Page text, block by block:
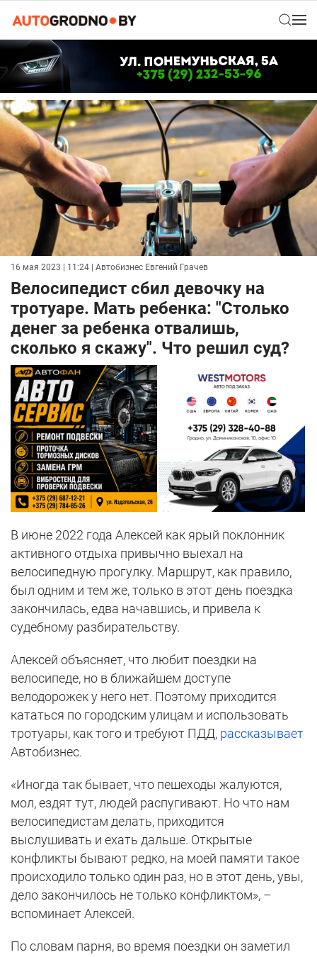
16 мая 2023 | 11:24 | Автобизнес Евгений Грачев
Велосипедист сбил девочку на
тротуаре. Мать ребенка: "Столько
денег за ребенка отвалишь,
сколько я скажу". Что решил суд?
В июне 2022 года Алексей как ярый поклонник
активного отдыха привычно выехал на
велосипедную прогулку. Маршрут, как правило,
был одним и тем же, только в этот день поездка
закончилась, едва начавшись, и привела к
судебному разбирательству.
Алексей объясняет, что любит поездки на
велосипеде, но в ближайшем доступе
велодорожек у него нет. Поэтому приходится
кататься по городским улицам и использовать
тротуары, как того и требуют ПДД, рассказывает
Автобизнес.
«Иногда так бывает, что пешеходы жалуются,
мол, ездят тут, людей распугивают. Но что нам
велосипедистам делать, приходится
выслушивать и ехать дальше. Открытые
конфликты бывают редко, на моей памяти такое
происходило только один раз, но в этот день, увы,
дело закончилось не только конфликтом», –
вспоминает Алексей.
По словам парня, во время поездки он заметил